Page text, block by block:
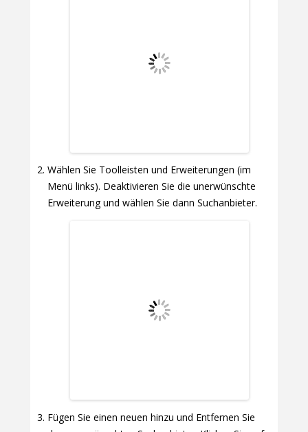
Wählen Sie Toolleisten und Erweiterungen (im
Menü links). Deaktivieren Sie die unerwünschte
Erweiterung und wählen Sie dann Suchanbieter.
Fügen Sie einen neuen hinzu und Entfernen Sie